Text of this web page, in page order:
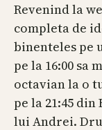
Revenind la
completa de
binenteles pe
pe la 16:00 sa
octavian la o
pe la 21:45
lui Andrei.